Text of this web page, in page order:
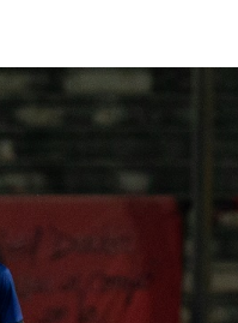
1a Etapa Centro-Oriental